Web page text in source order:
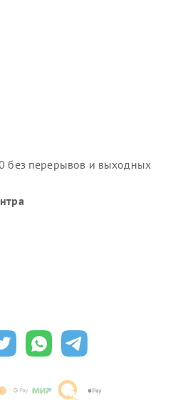
без перерывов и выходных